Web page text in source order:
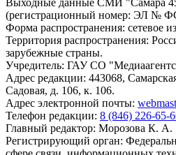
Выходные данные СМИ "Самара
(регистрационный номер: ЭЛ №
Форма распространения: сетевое
Территория распространения:
зарубежные страны.
Учредитель: ГАУ СО
Адрес редакции: 443068,
Садовая, д. 106, к. 106.
Адрес электронной почты:
Телефон редакции: 8 (846) 226-65-
Главный редактор: Морозова К. А.
Регистрирующий орган: